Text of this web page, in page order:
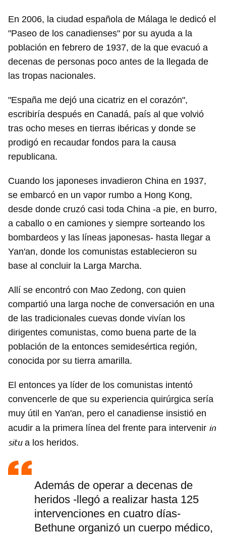
En 2006, la ciudad española de Málaga le dedicó el
"Paseo de los canadienses" por su ayuda a la
población en febrero de 1937, de la que evacuó a
decenas de personas poco antes de la llegada de
las tropas nacionales.
"España me dejó una cicatriz en el corazón",
escribiría después en Canadá, país al que volvió
tras ocho meses en tierras ibéricas y donde se
prodigó en recaudar fondos para la causa
republicana.
Cuando los japoneses invadieron China en 1937,
se embarcó en un vapor rumbo a Hong Kong,
desde donde cruzó casi toda China -a pie, en burro,
a caballo o en camiones y siempre sorteando los
bombardeos y las líneas japonesas- hasta llegar a
Yan'an, donde los comunistas establecieron su
base al concluir la Larga Marcha.
Allí se encontró con Mao Zedong, con quien
compartió una larga noche de conversación en una
de las tradicionales cuevas donde vivían los
dirigentes comunistas, como buena parte de la
población de la entonces semidesértica región,
conocida por su tierra amarilla.
El entonces ya líder de los comunistas intentó
convencerle de que su experiencia quirúrgica sería
muy útil en Yan'an, pero el canadiense insistió en
acudir a la primera línea del frente para intervenir in
situa los heridos.
Además de operar a decenas de
heridos -llegó a realizar hasta 125
intervenciones en cuatro días-
Bethune organizó un cuerpo médico,